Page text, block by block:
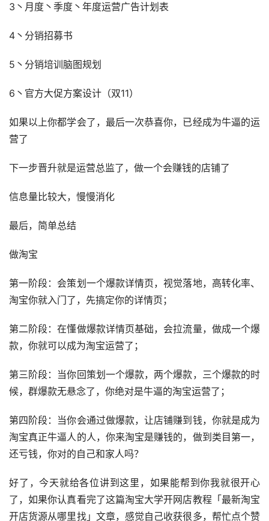
3丶月度丶季度丶年度运营广告计划表
4丶分销招募书
5丶分销培训脑图规划
6丶官方大促方案设计（双11）
如果以上你都学会了，最后一次恭喜你，已经成为牛逼的运
营了
下一步晋升就是运营总监了，做一个会赚钱的店铺了
信息量比较大，慢慢消化
最后，简单总结
做淘宝
第一阶段：会策划一个爆款详情页，视觉落地，高转化率、
淘宝你就入门了，先搞定你的详情页；
第二阶段：在懂做爆款详情页基础，会拉流量，做成一个爆
款，你就可以成为淘宝运营了；
第三阶段：当你回策划一个爆款，两个爆款，三个爆款的时
候，群爆款无悬念了，你绝对是牛逼的淘宝运营了；
第四阶段：当你会通过做爆款，让店铺赚到钱，你就是成为
淘宝真正牛逼人的人，你来淘宝是赚钱的，做到类目第一，
还亏钱，你对的自己和家人吗？
好了，今天就给各位讲到这里，如果能帮到你我就很开心
了，如果你认真看完了这篇淘宝大学开网店教程「最新淘宝
开店货源从哪里找」文章，感觉自己收获很多，帮忙点个赞